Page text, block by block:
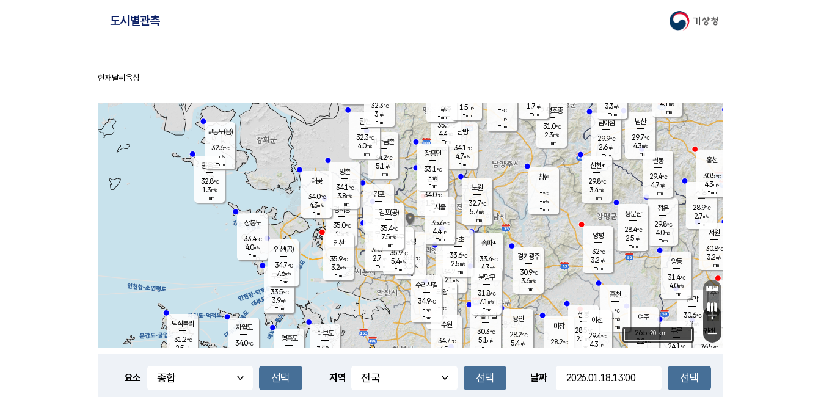
기상청
도시별관측
홈
현재날씨 육상
풍도
문막
30.6℃
2.2m/s
mm
남이섬
29.9℃
2.6m/s
-mm
무의도
33.5℃
3.9m/s
-mm
영흥도
볼음도
32.8℃
1.3m/s
-mm
자월도
34.0℃
양주
35.3℃
4.4
-mm
부론
24.1 ℃
과천
34.2℃
2.1m/s
- mm
남산
29.7℃
4.3m/s
-mm
장봉도
33.4℃
4.0m/s
-mm
청운
29.8℃
4.0m/s
-mm
팔봉
29.4℃
4.7m/s
-mm
-mm
용인
28.2℃
5.4m/s
여주
26.5℃
2.2m/s
양동
31.4℃
4.0m/s
-mm
경기광주
30.9℃
3.6m/s
-mm
장호원
3.3m/s
-mm
대부도
34.8
경서동
35.0℃
3.5 m/s
-mm
파주금촌
34.2℃
5.1 m/s
-mm
가평조종
31.0℃
2.3m/s
-mm
-℃
-m/s
-mm
대곶
34.0℃
4.3m/s
-mm
신천*
29.8℃
3.4m/s
-mm
창현
-℃
-m/s
-mm
탄현
32.3℃
4.0m/s
-mm
1.7m/s
-mm
흥천
-℃
-m/s
-mm
마장
28.2℃
의왕
- ℃
m/s
mm
김포
- ℃
-m/s
mm
설봉
28.5
2.1 m/s
- mm
광명
35.5 ℃
3.0 m/s
-mm
부천
35.7℃
2.7m/s
-mm
양촌
34.1℃
3.8m/s
-mm
구로
35.9℃
5.4m/s
-mm
은평
34.0℃
1.9 m/s
- mm
노원
32.7℃
5.7m/s
-mm
송파*
33.4℃
4.3m/s
-mm
서초
33.6℃
2.5m/s
-mm
남방
34.1℃
4.7m/s
-mm
기흥구갈
30.3℃
5.1 m/s
-
수리산길
34.9℃
-m/s
-mm
분당구
31.8℃
7.1 m/s
-mm
장흥면
33.1℃
-m/s
-mm
-m/s
-mm
시동
28.9℃
2.7m/s
- mm
귀래
26.5℃
서원
30.8℃
3.2m/s
-mm
용문산
28.4℃
2.5m/s
-mm
덕적북리
31.2℃
2.5 m/s
인천(공)
34.7℃
7.6m/s
-mm
김포(공)
35.4℃
7.5m/s
-mm
교동도(음)
32.6℃
-m/s
-mm
홍천
30.5℃
4.3m/s
-mm
이천
29.4℃
4.3m/s
양평
32℃
3.2m/s
-mm
수원
34.7℃
4.5 m/s
인천
35.9℃
3.2m/s
-mm
서울
35.6℃
4.4m/s
-mm
4.1 m/s
-mm
32.3℃
3m/s
-mm
1.5m/s
-mm
+
−
20 km
요소 지역 날짜